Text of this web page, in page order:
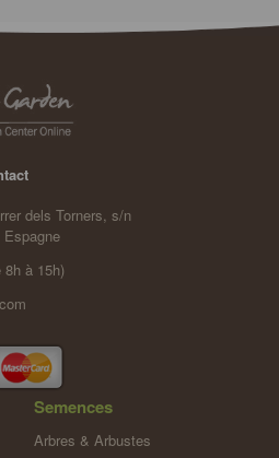
dels Torners, s/n
Espagne
8h à 15h)
Semences
Arbres & Arbustes